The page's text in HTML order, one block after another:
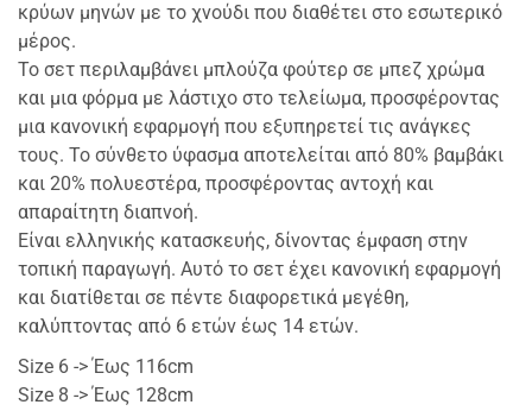
κρύων μηνών με το χνούδι που διαθέτει στο εσωτερικό
μέρος.
Το σετ περιλαμβάνει μπλούζα φούτερ σε μπεζ χρώμα
και μια φόρμα με λάστιχο στο τελείωμα, προσφέροντας
μια κανονική εφαρμογή που εξυπηρετεί τις ανάγκες
τους. Το σύνθετο ύφασμα αποτελείται από 80% βαμβάκι
και 20% πολυεστέρα, προσφέροντας αντοχή και
απαραίτητη διαπνοή.
Είναι ελληνικής κατασκευής, δίνοντας έμφαση στην
τοπική παραγωγή. Αυτό το σετ έχει κανονική εφαρμογή
και διατίθεται σε πέντε διαφορετικά μεγέθη,
καλύπτοντας από 6 ετών έως 14 ετών.
Size 6 -> Έως 116cm
Size 8 -> Έως 128cm